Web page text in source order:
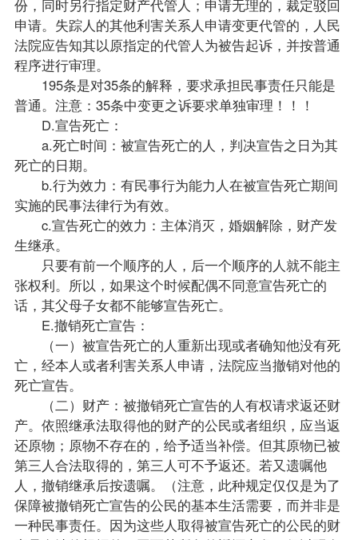
份，同时另行指定财产代管人；申请无理的，裁定驳回
申请。失踪人的其他利害关系人申请变更代管的，人民
法院应告知其以原指定的代管人为被告起诉，并按普通
程序进行审理。
195条是对35条的解释，要求承担民事责任只能是
普通。注意：35条中变更之诉要求单独审理！！！
D.宣告死亡：
a.死亡时间：被宣告死亡的人，判决宣告之日为其
死亡的日期。
b.行为效力：有民事行为能力人在被宣告死亡期间
实施的民事法律行为有效。
c.宣告死亡的效力：主体消灭，婚姻解除，财产发
生继承。
只要有前一个顺序的人，后一个顺序的人就不能主
张权利。所以，如果这个时候配偶不同意宣告死亡的
话，其父母子女都不能够宣告死亡。
E.撤销死亡宣告：
（一）被宣告死亡的人重新出现或者确知他没有死
亡，经本人或者利害关系人申请，法院应当撤销对他的
死亡宣告。
（二）财产：被撤销死亡宣告的人有权请求返还财
产。依照继承法取得他的财产的公民或者组织，应当返
还原物；原物不存在的，给予适当补偿。但其原物已被
第三人合法取得的，第三人可不予返还。若又遗嘱他
人，撤销继承后按遗嘱。（注意，此种规定仅仅是为了
保障被撤销死亡宣告的公民的基本生活需要，而并非是
一种民事责任。因为这些人取得被宣告死亡的公民的财